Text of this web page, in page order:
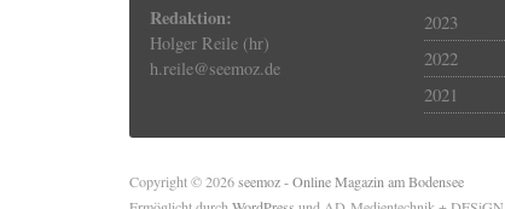
Redaktion:
Holger Reile (hr)
h.reile@seemoz.de
2023
2022
2021
Copyright © 2026seemoz - Online Magazin am Bodensee